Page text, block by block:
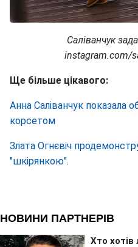
Саліванчук
instagram.com/
Ще більше цікавого:
Анна Саліванчук показала
корсетом
Злата Огнєвіч
"шкірянкою".